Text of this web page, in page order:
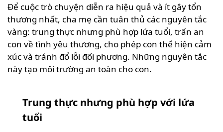
Để cuộc trò chuyện diễn ra hiệu quả và ít gây tổn
thương nhất, cha mẹ cần tuân thủ các nguyên tắc
vàng: trung thực nhưng phù hợp lứa tuổi, trấn an
con về tình yêu thương, cho phép con thể hiện cảm
xúc và tránh đổ lỗi đối phương. Những nguyên tắc
này tạo môi trường an toàn cho con.
Trung thực nhưng phù hợp với lứa
tuổi